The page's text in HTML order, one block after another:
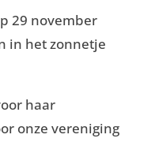
29 november
in het zonnetje
haar
onze vereniging